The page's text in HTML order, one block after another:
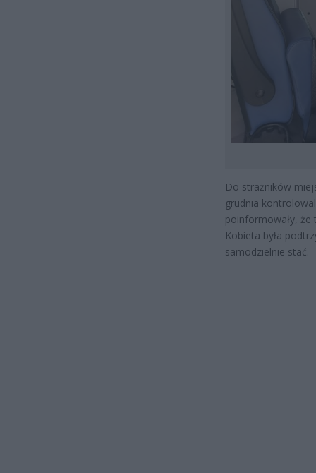
Do strażników
grudnia
poinformowały, że
Kobieta była
samodzielnie stać.